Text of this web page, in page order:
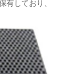
有しており、